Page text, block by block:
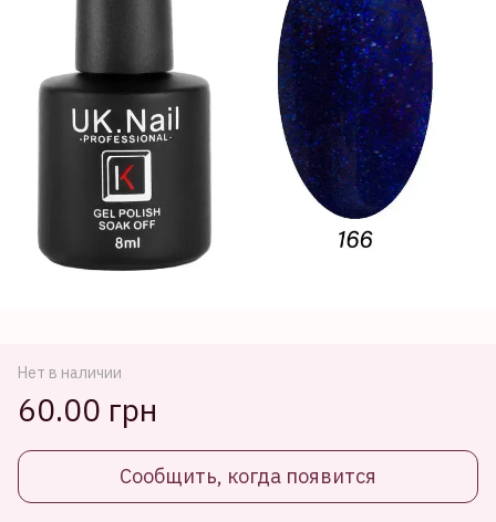
Нет в наличии
60.00 грн
Сообщить, когда появится